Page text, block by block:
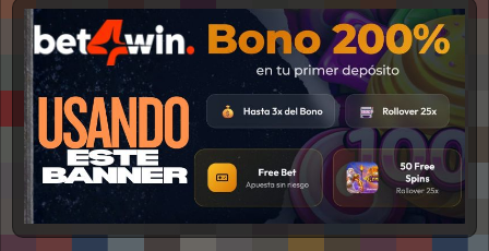
#SacasDeChucha
#Sad
GOTH